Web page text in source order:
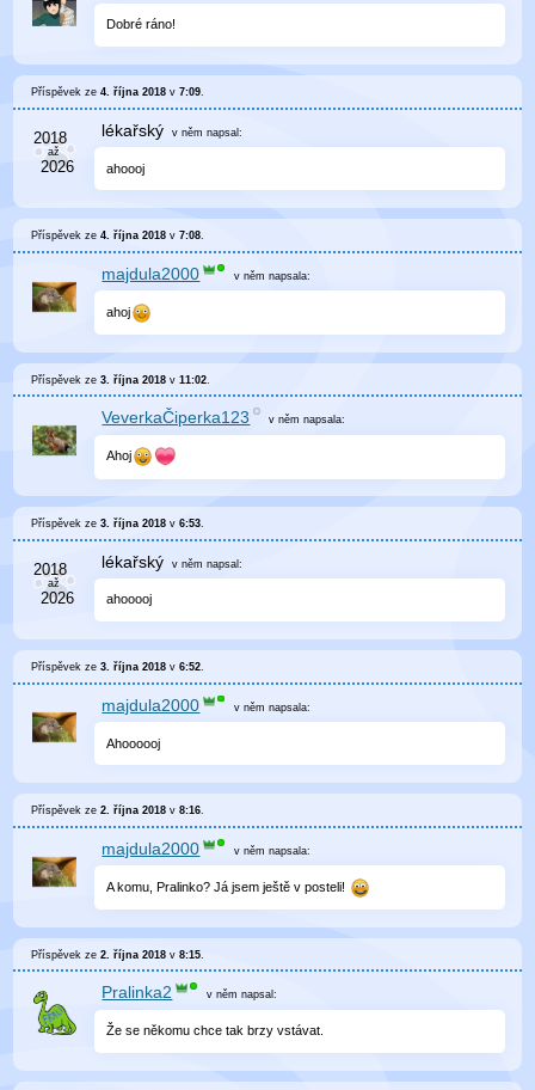
Dobré ráno!
Příspěvek ze4. října 2018 v7:09.
lékařský v něm napsal:
ahoooj
Příspěvek ze4. října 2018 v7:08.
majdula2000 v něm napsala:
ahoj
Příspěvek ze3. října 2018 v11:02
VeverkaČiperka123 v němnapsala:
Ahoj
Příspěvek ze3. října 2018 v6:53
lékařský v něm napsal:
ahooooj
Příspěvek ze3. října 2018 v6:52.
majdula2000 v něm napsala:
Ahoooooj
Příspěvek ze2. října 2018 v8:16.
majdula2000 v něm napsala:
A komu, Pralinko? Já jsem ještě v posteli!
Příspěvek ze2. října 2018 v8:15
Pralinka2 v něm napsal:
Že se někomu chce tak brzy vstávat.